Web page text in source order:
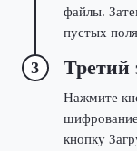
файлы.
пустых
3 Третий
Нажмите
кнопку